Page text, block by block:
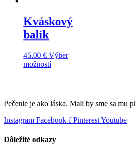
Kváskový
balík
45.00 € Výber
možnostíThis
variants.
The
options
may
chosen
Pečenie je ako láska. Mali by sme sa mu
Instagram Facebook-f PinterestYoutube
Dôležité odkazy